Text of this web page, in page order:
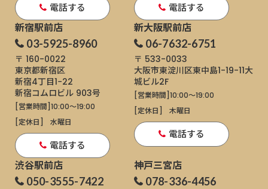
電話する 電話する
新宿駅前店
03-5925-8960
〒 160-0022
東京都新宿区
新宿4丁目1−22
新宿コムロビル 903号
[営業時間] 10:00～19:00
[定休日]
水曜日
電話する
新大阪駅前店
06-7632-6751
〒 533-0033
大阪市東淀川区東中島1-19-11大
城ビル2F
[営業時間] 10:00～19:00
[定休日]
木曜日
電話する
渋谷駅前店
050-3555-7422
神戸三宮店
078-336-4456